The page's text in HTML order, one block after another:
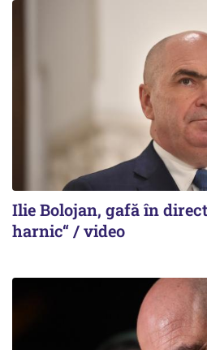
Ilie Bolojan, gafă în
harnic“ / video